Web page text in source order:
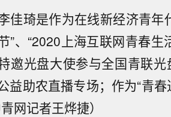
佳琦是作为在线新经济青年
”、“2020上海互联网青春
邀光盘大使参与全国青联
益助农直播专场；作为“青
网记者王烨捷）